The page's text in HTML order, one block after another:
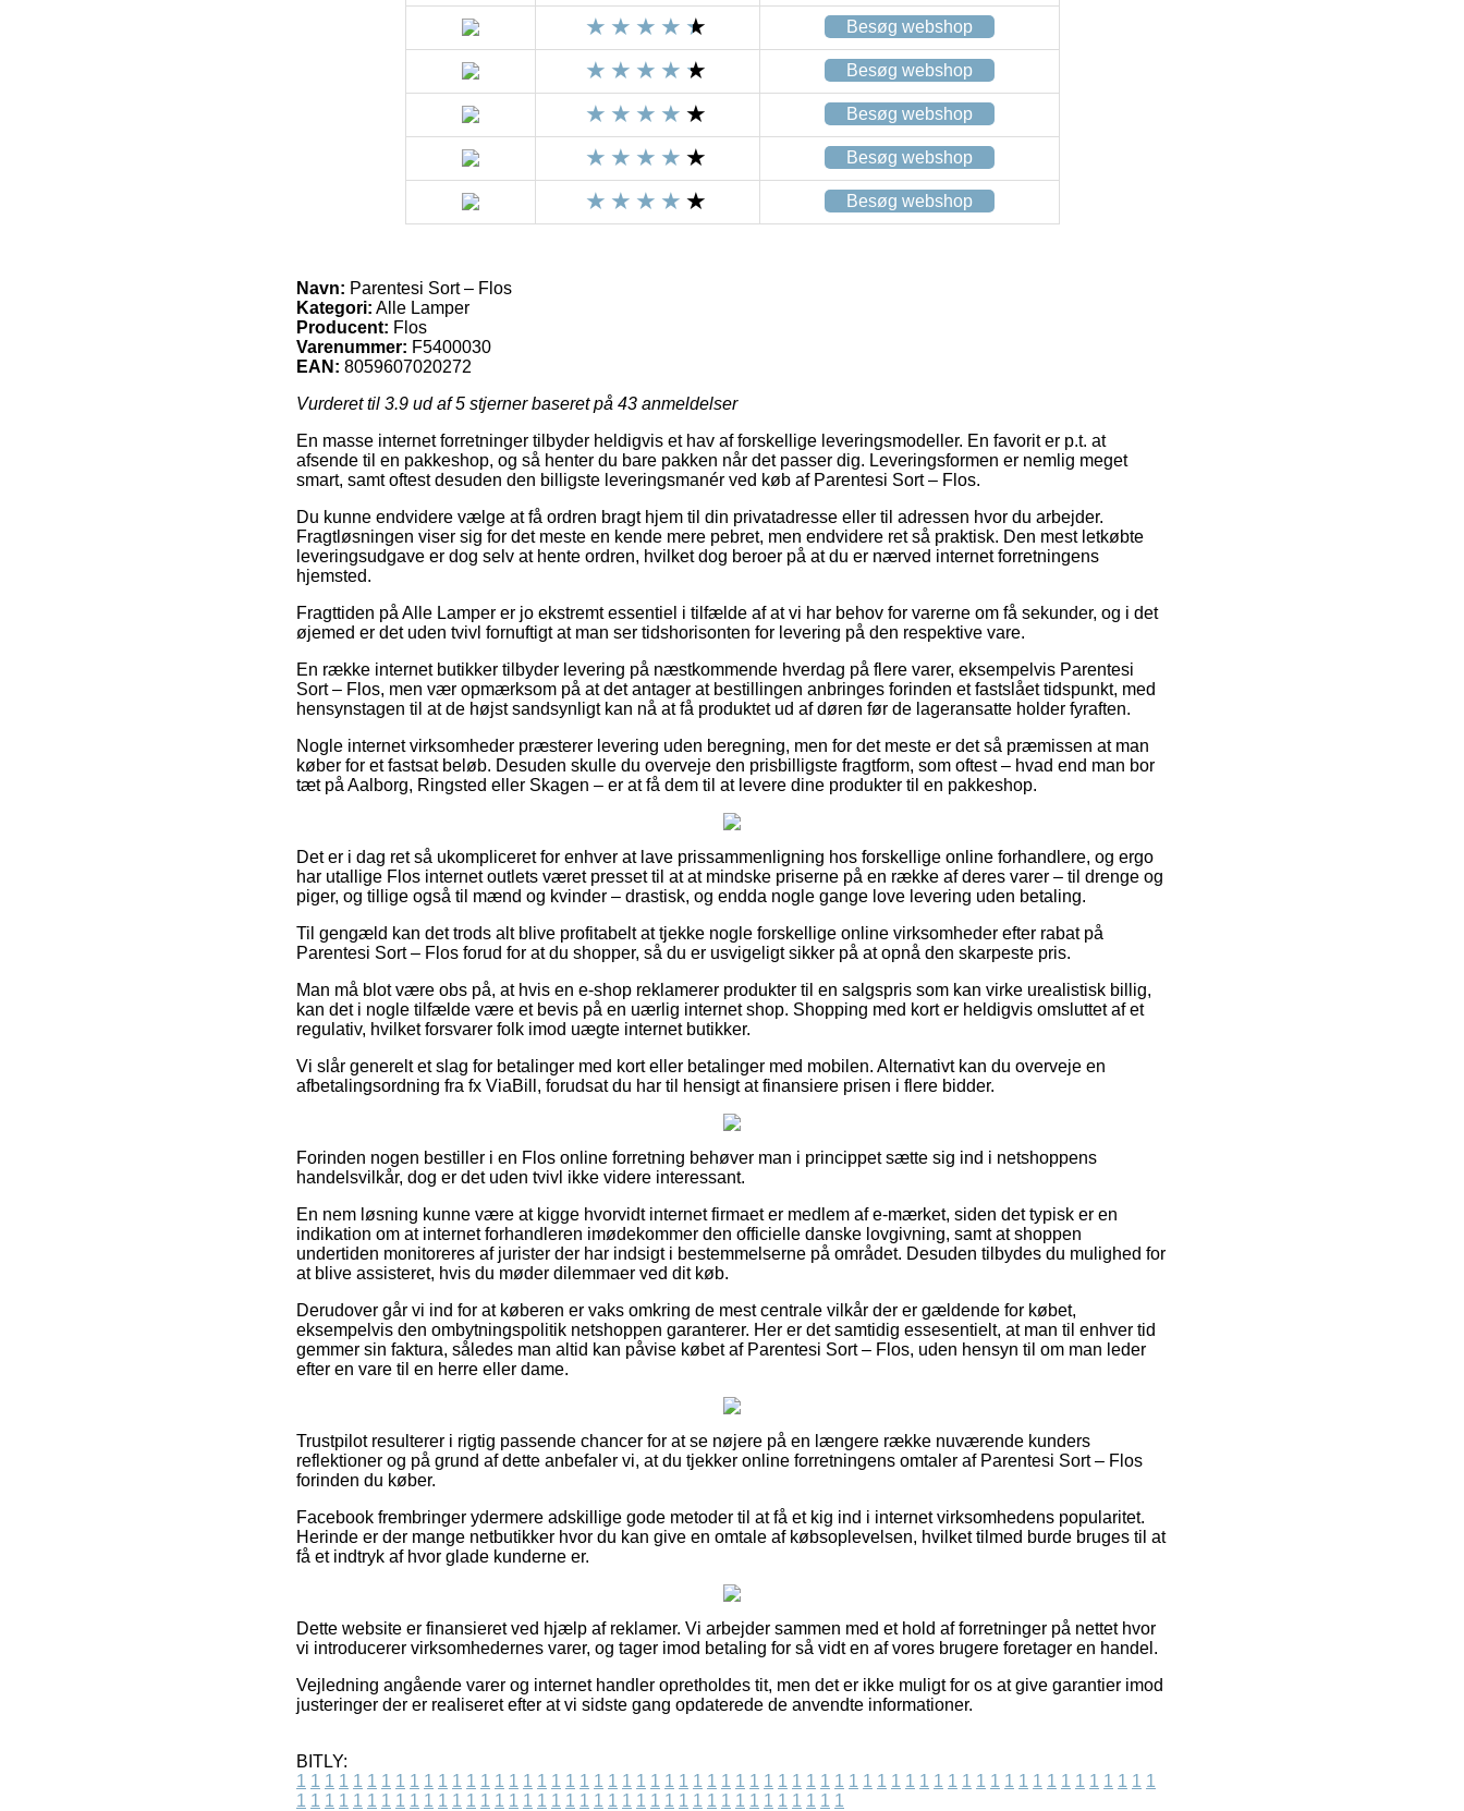
Besøg webshop
Besøg webshop
Besøg webshop
Besøg webshop
Besøg webshop
Navn: Parentesi Sort – Flos
Kategori: Alle Lamper
Producent: Flos
Varenummer: F5400030
EAN: 8059607020272
Vurderet til 3.9 ud af 5 stjerner baseret på 43 anmeldelser
En masse internet forretninger tilbyder heldigvis et hav af forskellige leveringsmodeller. En favorit er p.t. at
afsende til en pakkeshop, og så henter du bare pakken når det passer dig. Leveringsformen er nemlig meget
smart, samt oftest desuden den billigste leveringsmanér ved køb af Parentesi Sort – Flos.
Du kunne endvidere vælge at få ordren bragt hjem til din privatadresse eller til adressen hvor du arbejder.
Fragtløsningen viser sig for det meste en kende mere pebret, men endvidere ret så praktisk. Den mest letkøbte
leveringsudgave er dog selv at hente ordren, hvilket dog beroer på at du er nærved internet forretningens
hjemsted.
Fragttiden på Alle Lamper er jo ekstremt essentiel i tilfælde af at vi har behov for varerne om få sekunder, og i det
øjemed er det uden tvivl fornuftigt at man ser tidshorisonten for levering på den respektive vare.
En række internet butikker tilbyder levering på næstkommende hverdag på flere varer, eksempelvis Parentesi
Sort – Flos, men vær opmærksom på at det antager at bestillingen anbringes forinden et fastslået tidspunkt, med
hensynstagen til at de højst sandsynligt kan nå at få produktet ud af døren før de lageransatte holder fyraften.
Nogle internet virksomheder præsterer levering uden beregning, men for det meste er det så præmissen at man
køber for et fastsat beløb. Desuden skulle du overveje den prisbilligste fragtform, som oftest – hvad end man bor
tæt på Aalborg, Ringsted eller Skagen – er at få dem til at levere dine produkter til en pakkeshop.
Det er i dag ret så ukompliceret for enhver at lave prissammenligning hos forskellige online forhandlere, og ergo
har utallige Flos internet outlets været presset til at at mindske priserne på en række af deres varer – til drenge og
piger, og tillige også til mænd og kvinder – drastisk, og endda nogle gange love levering uden betaling.
Til gengæld kan det trods alt blive profitabelt at tjekke nogle forskellige online virksomheder efter rabat på
Parentesi Sort – Flos forud for at du shopper, så du er usvigeligt sikker på at opnå den skarpeste pris.
Man må blot være obs på, at hvis en e-shop reklamerer produkter til en salgspris som kan virke urealistisk billig,
kan det i nogle tilfælde være et bevis på en uærlig internet shop. Shopping med kort er heldigvis omsluttet af et
regulativ, hvilket forsvarer folk imod uægte internet butikker.
Vi slår generelt et slag for betalinger med kort eller betalinger med mobilen. Alternativt kan du overveje en
afbetalingsordning fra fx ViaBill, forudsat du har til hensigt at finansiere prisen i flere bidder.
Forinden nogen bestiller i en Flos online forretning behøver man i princippet sætte sig ind i netshoppens
handelsvilkår, dog er det uden tvivl ikke videre interessant.
En nem løsning kunne være at kigge hvorvidt internet firmaet er medlem af e-mærket, siden det typisk er en
indikation om at internet forhandleren imødekommer den officielle danske lovgivning, samt at shoppen
undertiden monitoreres af jurister der har indsigt i bestemmelserne på området. Desuden tilbydes du mulighed for
at blive assisteret, hvis du møder dilemmaer ved dit køb.
Derudover går vi ind for at køberen er vaks omkring de mest centrale vilkår der er gældende for købet,
eksempelvis den ombytningspolitik netshoppen garanterer. Her er det samtidig essesentielt, at man til enhver tid
gemmer sin faktura, således man altid kan påvise købet af Parentesi Sort – Flos, uden hensyn til om man leder
efter en vare til en herre eller dame.
Trustpilot resulterer i rigtig passende chancer for at se nøjere på en længere række nuværende kunders
reflektioner og på grund af dette anbefaler vi, at du tjekker online forretningens omtaler af Parentesi Sort – Flos
forinden du køber.
Facebook frembringer ydermere adskillige gode metoder til at få et kig ind i internet virksomhedens popularitet.
Herinde er der mange netbutikker hvor du kan give en omtale af købsoplevelsen, hvilket tilmed burde bruges til at
få et indtryk af hvor glade kunderne er.
Dette website er finansieret ved hjælp af reklamer. Vi arbejder sammen med et hold af forretninger på nettet hvor
vi introducerer virksomhedernes varer, og tager imod betaling for så vidt en af vores brugere foretager en handel.
Vejledning angående varer og internet handler opretholdes tit, men det er ikke muligt for os at give garantier imod
justeringer der er realiseret efter at vi sidste gang opdaterede de anvendte informationer.
BITLY:
1 1 1 1 1 1 1 1 1 1 1 1 1 1 1 1 1 1 1 1 1 1 1 1 1 1 1 1 1 1 1 1 1 1 1 1 1 1 1 1 1 1 1 1 1 1 1 1 1 1 1 1 1 1 1 1 1 1 1 1 1
1 1 1 1 1 1 1 1 1 1 1 1 1 1 1 1 1 1 1 1 1 1 1 1 1 1 1 1 1 1 1 1 1 1 1 1 1 1 1